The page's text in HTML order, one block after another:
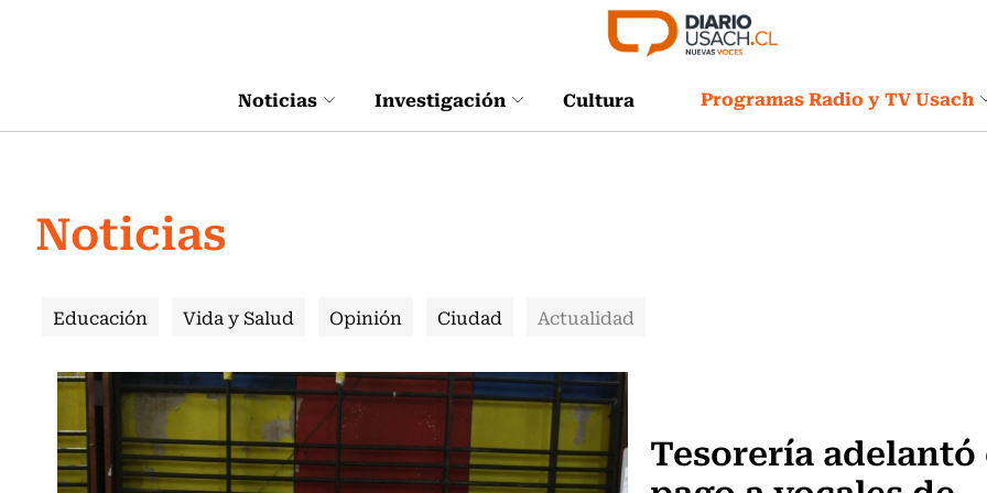
Noticias Investigación Cultura Programas Radio y TV Usach
Noticias
Educación Vida y Salud Opinión Ciudad Actualidad
Tesorería adelantó